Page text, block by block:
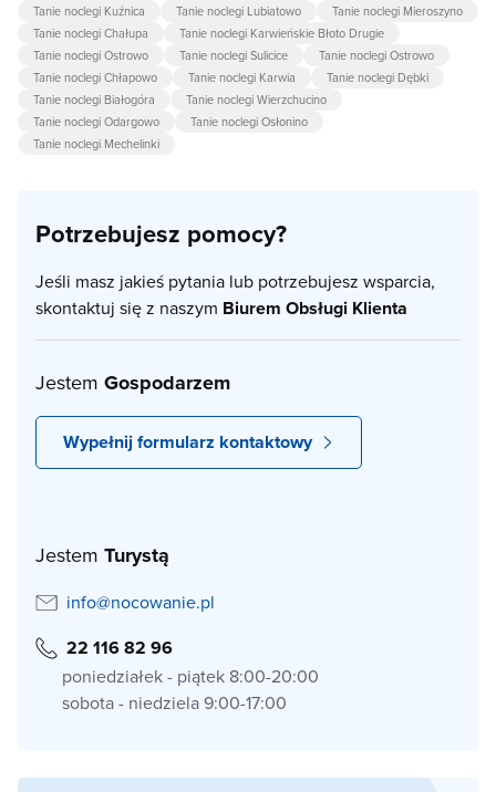
Tanie noclegi Kuźnica
Tanie noclegi Lubiatowo
Tanie noclegi Mieroszyno
Tanie noclegi Chałupa
Tanie noclegi Karwieńskie Błoto Drugie
Tanie noclegi Ostrowo
Tanie noclegi Sulicice
Tanie noclegi Ostrowo
Tanie noclegi Chłapowo
Tanie noclegi Karwia
Tanie noclegi Dębki
Tanie noclegi Białogóra
Tanie noclegi Wierzchucino
Tanie noclegi Odargowo
Tanie noclegi Osłonino
Tanie noclegi Mechelinki
Potrzebujesz pomocy?
Jeśli masz jakieś pytania lub potrzebujesz wsparcia,
skontaktuj się z naszym Biurem Obsługi Klienta
Jestem Gospodarzem
Wypełnij formularz kontaktowy
Jestem Turystą
info@nocowanie.pl
22 116 82 96
poniedziałek - piątek 8:00-20:00
sobota - niedziela 9:00-17:00